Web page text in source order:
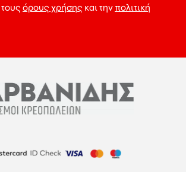
όρους χρήσης και τηνπολιτική